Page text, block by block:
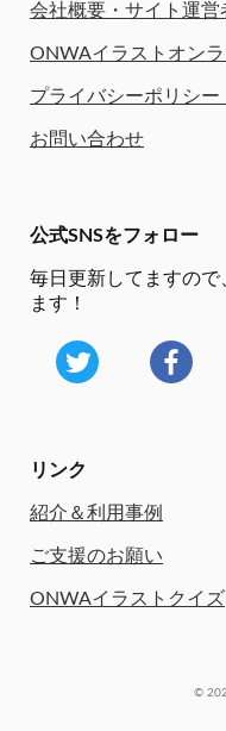
会社概要・サイト運営
ONWAイラストオン
プライバシーポリシー
お問い合わせ
公式SNSをフォロー
毎日更新してますので
ます！
リンク
紹介＆利用事例
ご支援のお願い
ONWAイラストクイズ
©